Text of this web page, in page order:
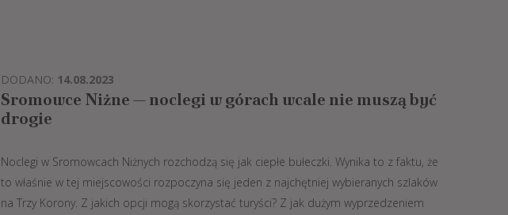
DODANO: 14.08.2023
Sromowce Niżne — noclegi w górach wcale nie muszą być
drogie
Noclegi w Sromowcach Niżnych rozchodzą się jak ciepłe bułeczki. Wynika to z faktu, że
to właśnie w tej miejscowości rozpoczyna się jeden z najchętniej wybieranych szlaków
na Trzy Korony. Z jakich opcji mogą skorzystać turyści? Z jak dużym wyprzedzeniem